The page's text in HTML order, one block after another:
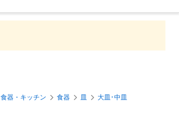
食器・キッチン 食器 皿 大皿･中皿